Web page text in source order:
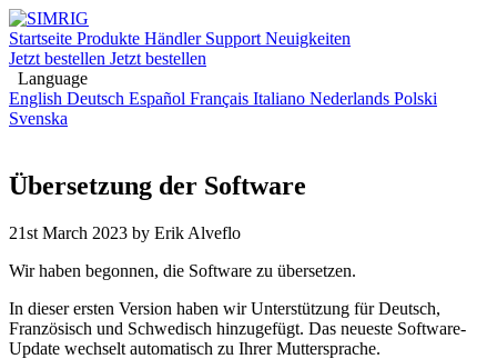
Startseite Produkte Händler Support Neuigkeiten
Jetzt bestellen Jetzt bestellen
Language
English Deutsch Español Français Italiano Nederlands Polski
Svenska
Übersetzung der Software
21st March 2023 by Erik Alveflo
Wir haben begonnen, die Software zu übersetzen.
In dieser ersten Version haben wir Unterstützung für Deutsch,
Französisch und Schwedisch hinzugefügt. Das neueste Software-
Update wechselt automatisch zu Ihrer Muttersprache.